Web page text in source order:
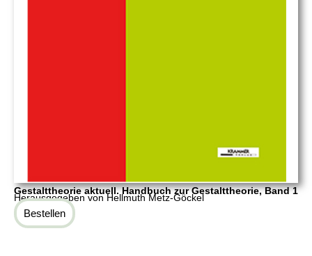
Gestalttheorie aktuell. Handbuch zur Gestalttheorie, Band 1
Herausgegeben von Hellmuth Metz-Göckel
Bestellen